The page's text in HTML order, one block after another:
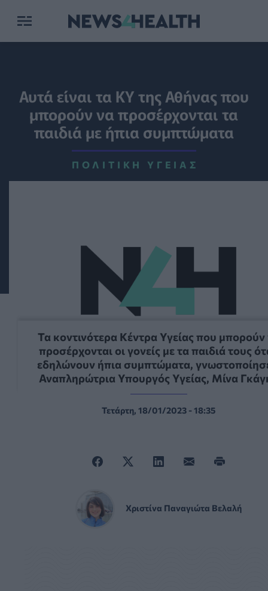
Αυτά είναι τα ΚΥ της Αθήνας που
μπορούν να προσέρχονται τα
παιδιά με ήπια συμπτώματα
ΠΟΛΙΤΙΚΉ ΥΓΕΊΑΣ
Τα κοντινότερα Κέντρα Υγείας που μπορούν
προσέρχονται οι γονείς με τα παιδιά τους
εδηλώνουν ήπια συμπτώματα,
Αναπληρώτρια Υπουργός Υγείας, Μίνα
Τετάρτη, 18/01/2023 - 18:35
Χριστίνα Παναγιώτα Βελαλή